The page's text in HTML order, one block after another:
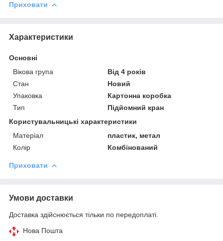
Приховати
Характеристики
Основні
Вікова група
Від 4 років
Стан
Новий
Упаковка
Картонна коробка
Тип
Підйомний кран
Користувальницькі характеристики
Матеріал
пластик, метал
Колір
Комбінований
Приховати
Умови доставки
Доставка здійснюється тільки по передоплаті.
Нова Пошта